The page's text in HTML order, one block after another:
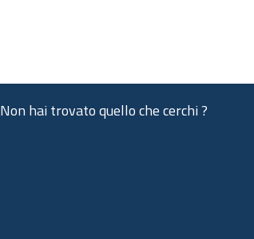
Non hai trovato quello che cerchi ?